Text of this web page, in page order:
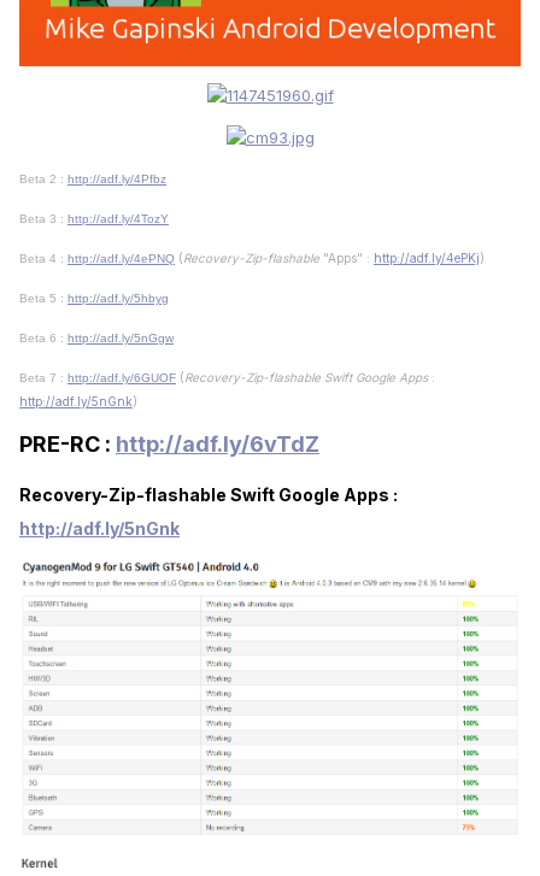
Beta 2 : http://adf.ly/4Pfbz
Beta 3 : http://adf.ly/4TozY
Beta 4 : http://adf.ly/4ePNQ (Recovery-Zip-flashable "Apps" : http://adf.ly/4ePKj)
Beta 5 : http://adf.ly/5hbyg
Beta 6 : http://adf.ly/5nGgw
Beta 7 : http://adf.ly/6GUOF (Recovery-Zip-flashable Swift Google Apps:
http://adf.ly/5nGnk)
PRE-RC : http://adf.ly/6vTdZ
Recovery-Zip-flashable Swift Google Apps :
http://adf.ly/5nGnk